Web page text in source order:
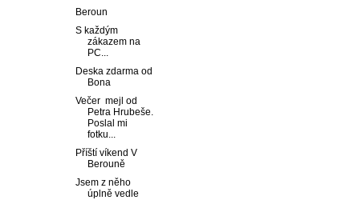
Beroun
S každým
zákazem na
PC...
Deska zdarma od
Bona
Večer mejl od
Petra Hrubeše.
Poslal mi
fotku...
Příští víkend V
Berouně
Jsem z něho
úplně vedle